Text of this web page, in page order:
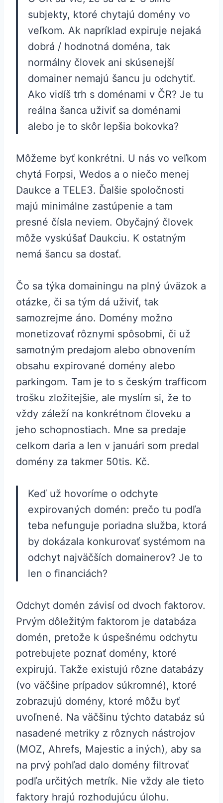
subjekty, ktoré chytajú domény vo
veľkom. Ak napríklad expiruje nejaká
dobrá / hodnotná doména, tak
normálny človek ani skúsenejší
domainer nemajú šancu ju odchytiť.
Ako vidíš trh s doménami v ČR? Je tu
reálna šanca uživiť sa doménami
alebo je to skôr lepšia bokovka?
Môžeme byť konkrétni. U nás vo veľkom
chytá Forpsi, Wedos a o niečo menej
Daukce a TELE3. Ďalšie spoločnosti
majú minimálne zastúpenie a tam
presné čísla neviem. Obyčajný človek
môže vyskúšať Daukciu. K ostatným
nemá šancu sa dostať.
Čo sa týka domainingu na plný úväzok a
otázke, či sa tým dá uživiť, tak
samozrejme áno. Domény možno
monetizovať rôznymi spôsobmi, či už
samotným predajom alebo obnovením
obsahu expirované domény alebo
parkingom. Tam je to s českým trafficom
trošku zložitejšie, ale myslím si, že to
vždy záleží na konkrétnom človeku a
jeho schopnostiach. Mne sa predaje
celkom daria a len v januári som predal
domény za takmer 50tis. Kč.
Keď už hovoríme o odchyte
expirovaných domén: prečo tu podľa
teba nefunguje poriadna služba, ktorá
by dokázala konkurovať systémom na
odchyt najväčších domainerov? Je to
len o financiách?
Odchyt domén závisí od dvoch faktorov.
Prvým dôležitým faktorom je databáza
domén, pretože k úspešnému odchytu
potrebujete poznať domény, ktoré
expirujú. Takže existujú rôzne databázy
(vo väčšine prípadov súkromné), ktoré
zobrazujú domény, ktoré môžu byť
uvoľnené. Na väčšinu týchto databáz sú
nasadené metriky z rôznych nástrojov
(MOZ, Ahrefs, Majestic a iných), aby sa
na prvý pohľad dalo domény filtrovať
podľa určitých metrík. Nie vždy ale tieto
faktory hrajú rozhodujúcu úlohu.